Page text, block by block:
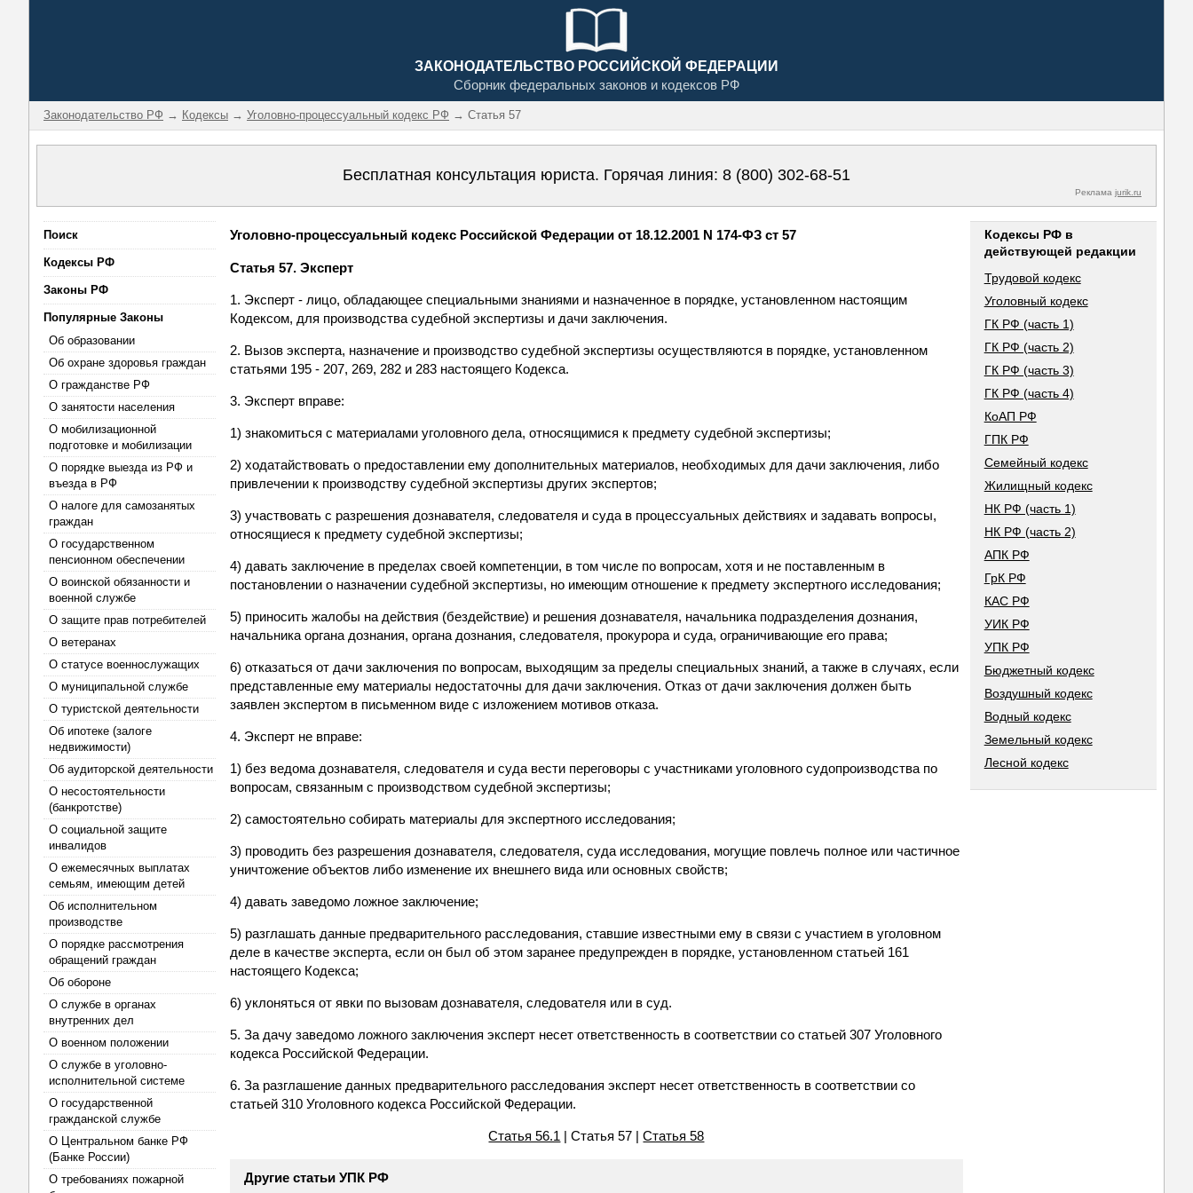
ЗАКОНОДАТЕЛЬСТВО РОССИЙСКОЙ ФЕДЕРАЦИИ
Сборник федеральных законов и кодексов РФ
Законодательство РФ → Кодексы → Уголовно-процессуальный кодекс РФ → Статья 57
Бесплатная консультация юриста. Горячая линия: 8 (800) 302-68-51
Реклама jurik.ru
Поиск
Кодексы РФ
Законы РФ
Популярные Законы
Об образовании
Об охране здоровья граждан
О гражданстве РФ
О занятости населения
О мобилизационной
подготовке и мобилизации
О порядке выезда из РФ и
въезда в РФ
О налоге для самозанятых
граждан
О государственном
пенсионном обеспечении
О воинской обязанности и
военной службе
О защите прав потребителей
О ветеранах
О статусе военнослужащих
О муниципальной службе
О туристской деятельности
Об ипотеке (залоге
недвижимости)
Об аудиторской деятельности
О несостоятельности
(банкротстве)
О социальной защите
инвалидов
О ежемесячных выплатах
семьям, имеющим детей
Об исполнительном
производстве
О порядке рассмотрения
обращений граждан
Об обороне
О службе в органах
внутренних дел
О военном положении
О службе в уголовно-
исполнительной системе
О государственной
гражданской службе
О Центральном банке РФ
(Банке России)
О требованиях пожарной
Уголовно-процессуальный кодекс Российской Федерации от 18.12.2001 N 174-ФЗ ст 57
Статья 57. Эксперт
1. Эксперт - лицо, обладающее специальными знаниями и назначенное в порядке, установленном настоящим
Кодексом, для производства судебной экспертизы и дачи заключения.
2. Вызов эксперта, назначение и производство судебной экспертизы осуществляются в порядке, установленном
статьями 195 - 207, 269, 282 и 283 настоящего Кодекса.
3. Эксперт вправе:
1) знакомиться с материалами уголовного дела, относящимися к предмету судебной экспертизы;
2) ходатайствовать о предоставлении ему дополнительных материалов, необходимых для дачи заключения, либо
привлечении к производству судебной экспертизы других экспертов;
3) участвовать с разрешения дознавателя, следователя и суда в процессуальных действиях и задавать вопросы,
относящиеся к предмету судебной экспертизы;
4) давать заключение в пределах своей компетенции, в том числе по вопросам, хотя и не поставленным в
постановлении о назначении судебной экспертизы, но имеющим отношение к предмету экспертного исследования;
5) приносить жалобы на действия (бездействие) и решения дознавателя, начальника подразделения дознания,
начальника органа дознания, органа дознания, следователя, прокурора и суда, ограничивающие его права;
6) отказаться от дачи заключения по вопросам, выходящим за пределы специальных знаний, а также в случаях, если
представленные ему материалы недостаточны для дачи заключения. Отказ от дачи заключения должен быть
заявлен экспертом в письменном виде с изложением мотивов отказа.
4. Эксперт не вправе:
1) без ведома дознавателя, следователя и суда вести переговоры с участниками уголовного судопроизводства по
вопросам, связанным с производством судебной экспертизы;
2) самостоятельно собирать материалы для экспертного исследования;
3) проводить без разрешения дознавателя, следователя, суда исследования, могущие повлечь полное или частичное
уничтожение объектов либо изменение их внешнего вида или основных свойств;
4) давать заведомо ложное заключение;
5) разглашать данные предварительного расследования, ставшие известными ему в связи с участием в уголовном
деле в качестве эксперта, если он был об этом заранее предупрежден в порядке, установленном статьей 161
настоящего Кодекса;
6) уклоняться от явки по вызовам дознавателя, следователя или в суд.
5. За дачу заведомо ложного заключения эксперт несет ответственность в соответствии со статьей 307 Уголовного
кодекса Российской Федерации.
6. За разглашение данных предварительного расследования эксперт несет ответственность в соответствии со
статьей 310 Уголовного кодекса Российской Федерации.
Статья 56.1 | Статья 57 |Статья 58
Другие статьи УПК РФ
Кодексы РФ в
действующей редакции
Трудовой кодекс
Уголовный кодекс
ГК РФ (часть 1)
ГК РФ (часть 2)
ГК РФ (часть 3)
ГК РФ (часть 4)
КоАП РФ
ГПК РФ
Семейный кодекс
Жилищный кодекс
НК РФ (часть 1)
НК РФ (часть 2)
АПК РФ
ГрК РФ
КАС РФ
УИК РФ
УПК РФ
Бюджетный кодекс
Воздушный кодекс
Водный кодекс
Земельный кодекс
Лесной кодекс